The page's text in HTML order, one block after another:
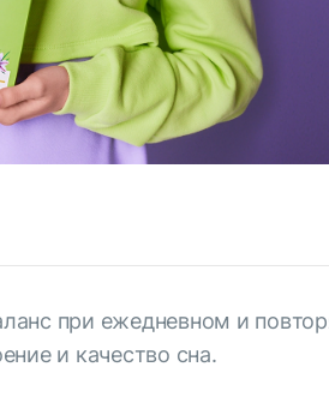
при ежедневном и
и качество сна.